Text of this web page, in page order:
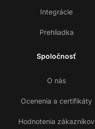
Integrácie
Prehliadka
Spoločnosť
O nás
Ocenenia a certifikáty
Hodnotenia zákazníkov